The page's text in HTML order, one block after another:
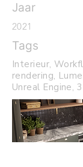
Jaar
2021
Tags
Interieur,
rendering,
Unreal Engine,